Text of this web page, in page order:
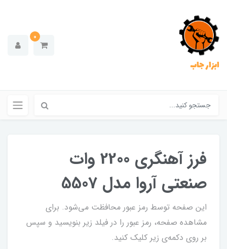
ابزار جاب
0
فرز آهنگری 2200 وات
صنعتی آروا مدل 5507
این صفحه توسط رمز عبور محافظت می‌شود. برای
مشاهده صفحه، رمز عبور را در فیلد زیر بنویسید و سپس
بر روی دکمه‌ی زیر کلیک کنید.